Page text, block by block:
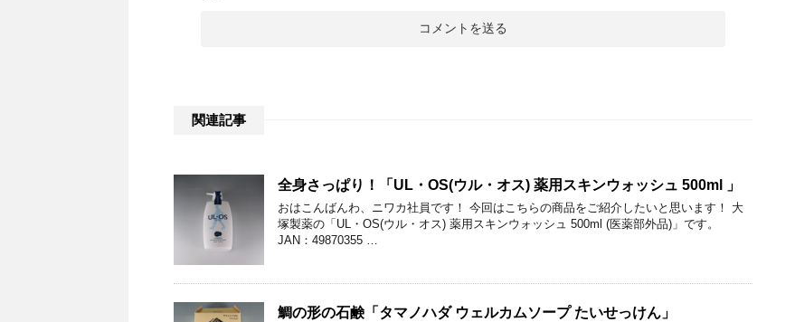
関連記事
全身さっぱり！「UL・OS(ウル・オス) 薬用スキンウォッシュ 500ml 」
おはこんばんわ、ニワカ社員です！ 今回はこちらの商品をご紹介したいと思います！ 大
塚製薬の「UL・OS(ウル・オス) 薬用スキンウォッシュ 500ml (医薬部外品)」です。
JAN：49870355 …
鯛の形の石鹸「タマノハダ ウェルカムソープ たいせっけん」